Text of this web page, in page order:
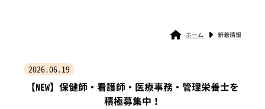
ホーム 新着情報
2026.06.19
【NEW】保健師・看護師・医療事務・管理栄養士を
積極募集中！